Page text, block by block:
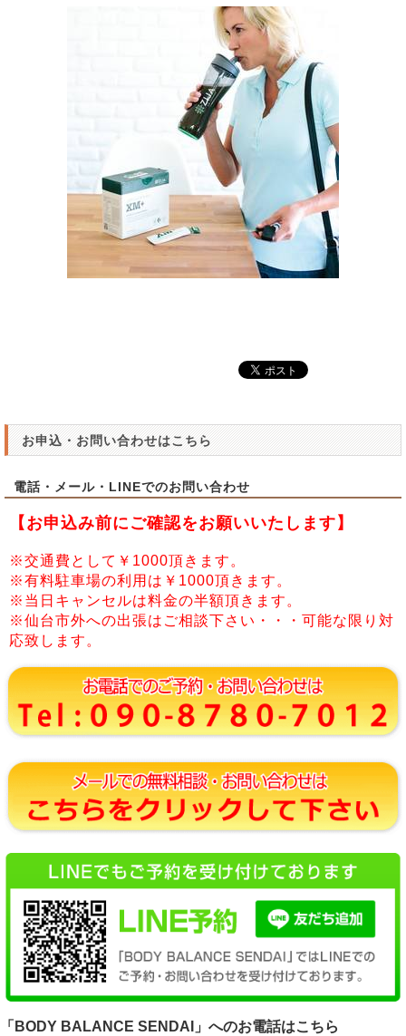
お申込・お問い合わせはこちら
電話・メール・LINEでのお問い合わせ
【お申込み前にご確認をお願いいたします】
※交通費として￥1000頂きます。
※有料駐車場の利用は￥1000頂きます。
※当日キャンセルは料金の半額頂きます。
※仙台市外への出張はご相談下さい・・・可能な限り対
応致します。
「BODY BALANCE SENDAI」へのお電話はこちら